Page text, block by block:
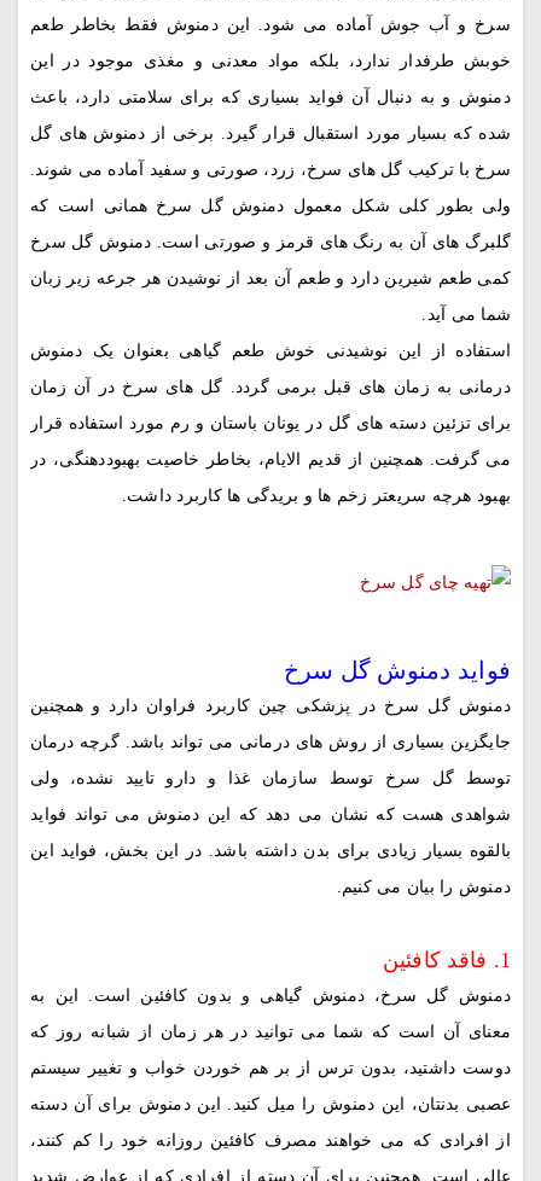
سرخ و آب جوش آماده می شود. این دمنوش فقط بخاطر طعم
خوبش طرفدار ندارد، بلکه مواد معدنی و مغذی موجود در این
دمنوش و به دنبال آن فواید بسیاری که برای سلامتی دارد، باعث
شده که بسیار مورد استقبال قرار گیرد. برخی از دمنوش های گل
سرخ با ترکیب گل های سرخ، زرد، صورتی و سفید آماده می شوند.
ولی بطور کلی شکل معمول دمنوش گل سرخ همانی است که
گلبرگ های آن به رنگ های قرمز و صورتی است. دمنوش گل سرخ
کمی طعم شیرین دارد و طعم آن بعد از نوشیدن هر جرعه زیر زبان
شما می آید.
استفاده از این نوشیدنی خوش طعم گیاهی بعنوان یک دمنوش
درمانی به زمان های قبل برمی گردد. گل های سرخ در آن زمان
برای تزئین دسته های گل در یونان باستان و رم مورد استفاده قرار
می گرفت. همچنین از قدیم الایام، بخاطر خاصیت بهبوددهنگی، در
بهبود هرچه سریعتر زخم ها و بریدگی ها کاربرد داشت.
فواید دمنوش گل سرخ
دمنوش گل سرخ در پزشکی چین کاربرد فراوان دارد و همچنین
جایگزین بسیاری از روش های درمانی می تواند باشد. گرچه درمان
توسط گل سرخ توسط سازمان غذا و دارو تایید نشده، ولی
شواهدی هست که نشان می دهد که این دمنوش می تواند فواید
بالقوه بسیار زیادی برای بدن داشته باشد. در این بخش، فواید این
دمنوش را بیان می کنیم.
1. فاقد کافئین
دمنوش گل سرخ، دمنوش گیاهی و بدون کافئین است. این به
معنای آن است که شما می توانید در هر زمان از شبانه روز که
دوست داشتید، بدون ترس از بر هم خوردن خواب و تغییر سیستم
عصبی بدنتان، این دمنوش را میل کنید. این دمنوش برای آن دسته
از افرادی که می خواهند مصرف کافئین روزانه خود را کم کنند،
عالی است. همچنین برای آن دسته از افرادی که از عوارض شدید